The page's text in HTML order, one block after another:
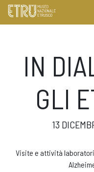
IN
GLI
13
Visite e attività